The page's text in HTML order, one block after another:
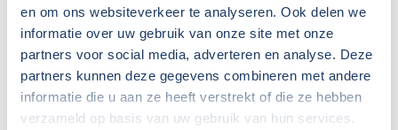
en om ons websiteverkeer te analyseren. Ook delen we
informatie over uw gebruik van onze site met onze
partners voor social media, adverteren en analyse. Deze
partners kunnen deze gegevens combineren met andere
informatie die u aan ze heeft verstrekt of die ze hebben
verzameld op basis van uw gebruik van hun services.